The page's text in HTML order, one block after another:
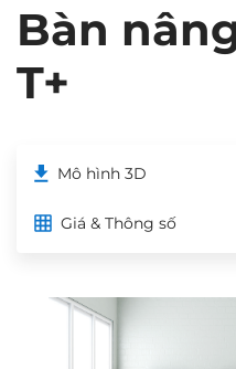
Bàn
T+
Mô hình 3D
Giá & Thông số